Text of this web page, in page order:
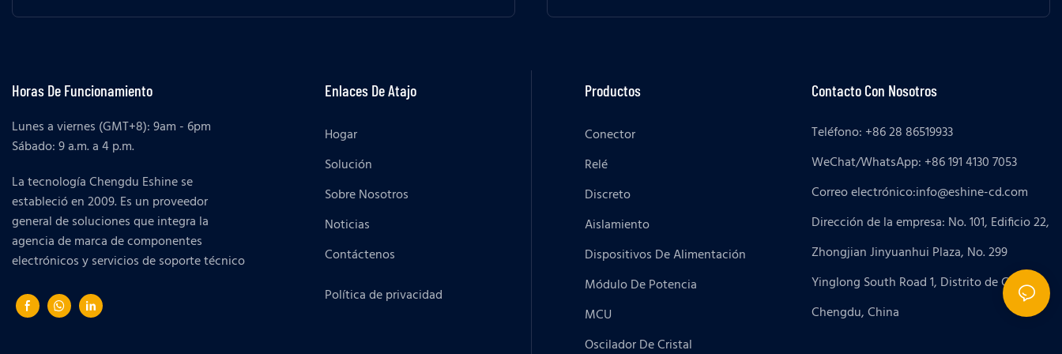
Horas De Funcionamiento
Lunes a viernes (GMT+8): 9am - 6pm
Sábado: 9 a.m. a 4 p.m.
La tecnología Chengdu Eshine se
estableció en 2009. Es un proveedor
general de soluciones que integra la
agencia de marca de componentes
electrónicos y servicios de soporte técnico
Enlaces De Atajo
Hogar
Solución
Sobre Nosotros
Noticias
Contáctenos
Política de privacidad
Productos
Conector
Relé
Discreto
Aislamiento
Dispositivos De Alimentación
Módulo De Potencia
MCU
Oscilador De Cristal
Contacto Con Nosotros
Teléfono: +86 28 86519933
WeChat/WhatsApp: +86 191 4130 7053
Correo electrónico:info@eshine-cd.com
Dirección de la empresa: No. 101, Edificio 22,
Zhongjian Jinyuanhui Plaza, No. 299
Yinglong South Road 1, Distrito de Gaoxin,
Chengdu, China